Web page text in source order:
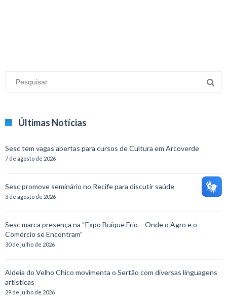
Últimas Notícias
Sesc tem vagas abertas para cursos de Cultura em Arcoverde
7 de agosto de 2026
Sesc promove seminário no Recife para discutir saúde
3 de agosto de 2026
Sesc marca presença na “Expo Buíque Frio – Onde o Agro e o
Comércio se Encontram”
30 de julho de 2026
Aldeia do Velho Chico movimenta o Sertão com diversas linguagens
artísticas
29 de julho de 2026